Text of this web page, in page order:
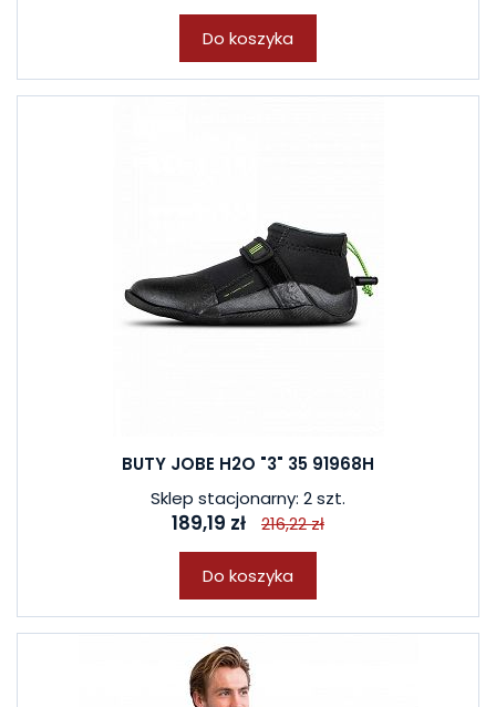
Do koszyka
BUTY JOBE H2O "3" 35 91968H
Sklep stacjonarny: 2 szt.
189,19 zł 216,22 zł
Do koszyka